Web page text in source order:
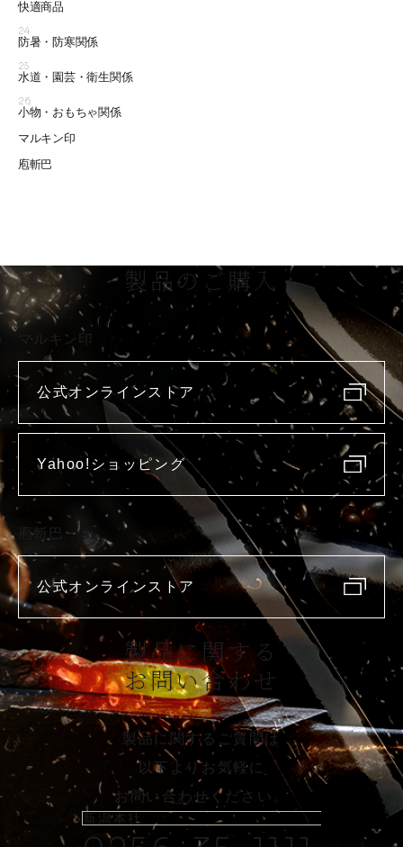
快適商品
24
防暑・防寒関係
25
水道・園芸・衛生関係
26
小物・おもちゃ関係
マルキン印
庖斬巴
製品のご購入
マルキン印
公式オンラインストア
Yahoo!ショッピング
庖斬巴
公式オンラインストア
製品に関する
お問い合わせ
製品に関するご質問は
以下よりお気軽に
お問い合わせください。
新潟本社